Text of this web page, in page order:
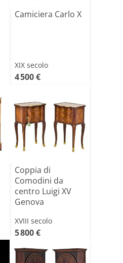
Camiciera Carlo X
XIX secolo
4 500 €
Coppia di
Comodini da
centro Luigi XV
Genova
XVIII secolo
5 800 €